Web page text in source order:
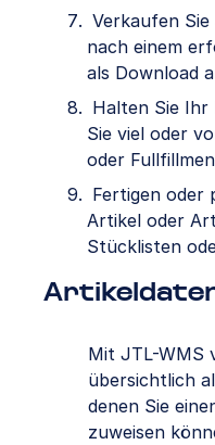
Verkaufen
nach einem
als Download
Halten Sie Ihr
Sie viel oder
oder
Fertigen oder
Artikel oder
Stücklisten
Mit JTL-WMS
übersichtlich
denen Sie
zuweisen